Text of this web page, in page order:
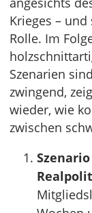
Krieges –
Rolle. Im
Szenarien
zwingend,
wieder, wie
zwischen